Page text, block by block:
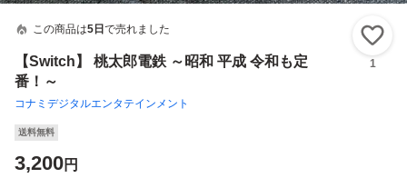
この商品は5日 で売れました
【Switch】 桃太郎電鉄 ～昭和 平成 令和も定
番！～
コナミデジタルエンタテインメント
1
送料無料
3,200円